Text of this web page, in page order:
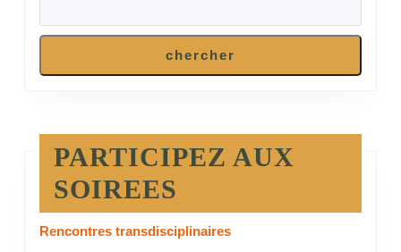
chercher
PARTICIPEZ AUX
SOIREES
Rencontres transdisciplinaires